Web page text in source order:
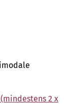
2 x